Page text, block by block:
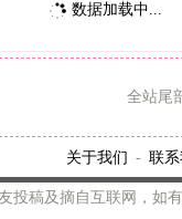
数据加载中...
全站尾
关于我们 - 联
投稿及摘自互联网，如